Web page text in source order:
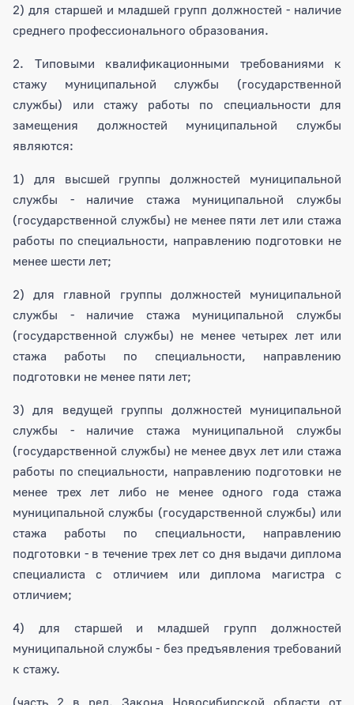
2) для старшей и младшей групп должностей - наличие
среднего профессионального образования.
2. Типовыми квалификационными требованиями к
стажу муниципальной службы (государственной
службы) или стажу работы по специальности для
замещения должностей муниципальной службы
являются:
1) для высшей группы должностей муниципальной
службы - наличие стажа муниципальной службы
(государственной службы) не менее пяти лет или стажа
работы по специальности, направлению подготовки не
менее шести лет;
2) для главной группы должностей муниципальной
службы - наличие стажа муниципальной службы
(государственной службы) не менее четырех лет или
стажа работы по специальности, направлению
подготовки не менее пяти лет;
3) для ведущей группы должностей муниципальной
службы - наличие стажа муниципальной службы
(государственной службы) не менее двух лет или стажа
работы по специальности, направлению подготовки не
менее трех лет либо не менее одного года стажа
муниципальной службы (государственной службы) или
стажа работы по специальности, направлению
подготовки - в течение трех лет со дня выдачи диплома
специалиста с отличием или диплома магистра с
отличием;
4) для старшей и младшей групп должностей
муниципальной службы - без предъявления требований
к стажу.
(часть 2 в ред. Закона Новосибирской области от